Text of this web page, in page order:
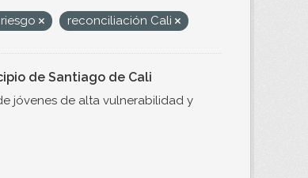
reconciliación Cali
de Santiago de Cali
jóvenes de alta vulnerabilidad y